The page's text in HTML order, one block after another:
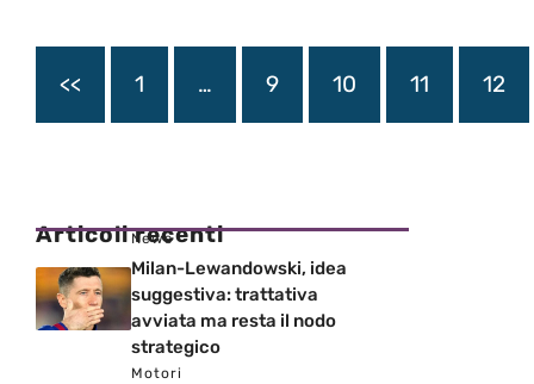
<< 1 … 9 10 11 12
Articoli recenti
News
Milan-Lewandowski, idea
suggestiva: trattativa
avviata ma resta il nodo
strategico
Motori